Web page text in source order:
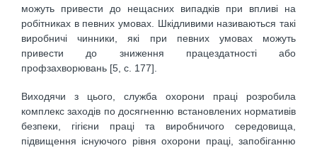
можуть привести до нещасних випадків при впливі на
робітниках в певних умовах. Шкідливими називаються такі
виробничі чинники, які при певних умовах можуть
привести до зниження працездатності або
профзахворювань [5, с. 177].
Виходячи з цього, служба охорони праці розробила
комплекс заходів по досягненню встановлених нормативів
безпеки, гігієни праці та виробничого середовища,
підвищення існуючого рівня охорони праці, запобіганню